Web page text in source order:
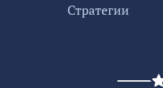
Стратегии